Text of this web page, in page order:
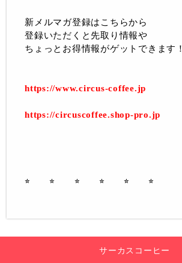
新メルマガ登録はこちらから
登録いただくと先取り情報や
ちょっとお得情報がゲットできます！
https://www.circus-coffee.jp
https://circuscoffee.shop-pro.jp
⭐︎ ⭐︎ ⭐︎ ⭐︎ ⭐︎ ⭐︎
サーカスコーヒー